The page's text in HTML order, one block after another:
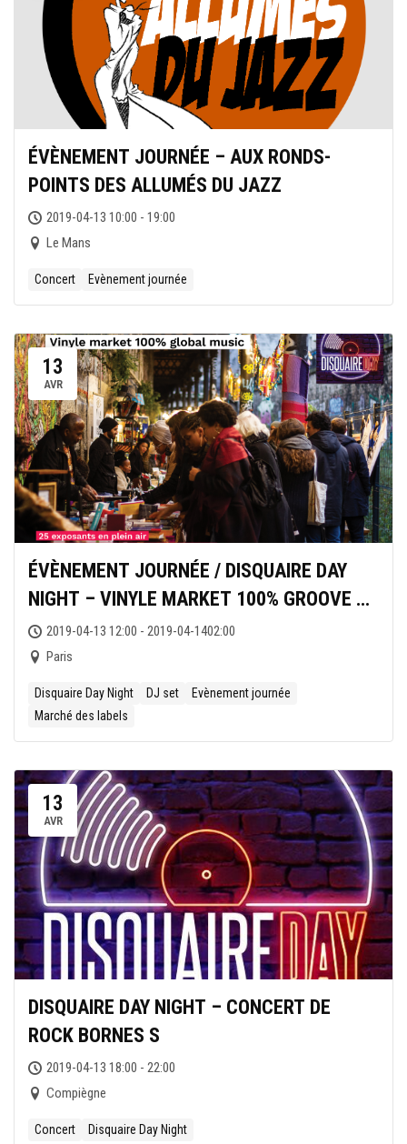
ÉVÈNEMENT JOURNÉE – AUX RONDS-
POINTS DES ALLUMÉS DU JAZZ
2019-04-13 10:00 - 19:00
Le Mans
Concert Evènement journée
13
AVR
ÉVÈNEMENT JOURNÉE / DISQUAIRE DAY
NIGHT – VINYLE MARKET 100% GROOVE &
GLOBAL MUSIC DU HASARD LUDIQUE
2019-04-13 12:00 - 2019-04-1402:00
Paris
Disquaire Day Night DJ set
Evènement journée
Marché des labels
13
AVR
DISQUAIRE DAY NIGHT – CONCERT DE
ROCK BORNES S
2019-04-13 18:00 - 22:00
Compiègne
Concert Disquaire Day Night